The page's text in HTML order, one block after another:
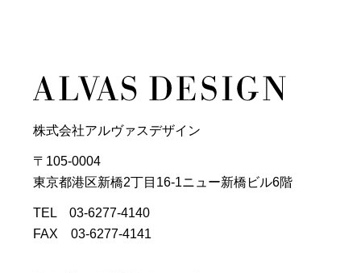
株式会社アルヴァスデザイン
〒105-0004
東京都港区新橋2丁目16-1ニュー新橋ビル6階
TEL 03-6277-4140
FAX 03-6277-4141